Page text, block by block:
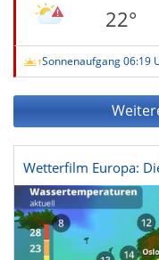
22°
Sonnenaufgang 06:19
Wetterfilm Europa: